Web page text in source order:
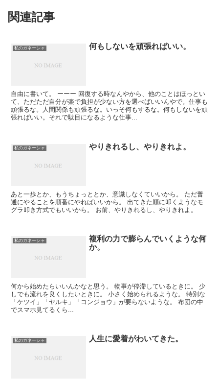
関連記事
私のガネーシャ 何もしないを頑張ればいい。
自由に書いて。 ーーー 回復する時なんやから、他のことはほっとい
て、ただただ自分が楽で負担が少ない方を選べばいいんやで。仕事も
頑張るな。人間関係も頑張るな。いっそ何もするな。何もしないを頑
張ればいい。それで駄目になるような仕事...
私のガネーシャ やりきれるし、やりきれよ。
あと一歩とか、もうちょっととか、意識しなくていいから。 ただ普
通にやることを順番にやればいいから。 出てきた順に叩くようなモ
グラ叩き方式でもいいから。 お前、やりきれるし、やりきれよ。
私のガネーシャ
複利の力で膨らんでいくような何
か。
何から始めたらいいんかなと思う。 物事が停滞しているときに。 少
しでも流れを良くしたいときに。 小さく始められるような。 特別な
「ケツイ」「ヤルキ」「コンジョウ」が要らないような。 布団の中
でスマホ見てるくら...
私のガネーシャ 人生に愛着がわいてきた。